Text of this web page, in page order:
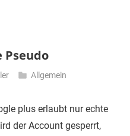
Pseudo
Allgemein
plus erlaubt nur echte
der Account gesperrt,